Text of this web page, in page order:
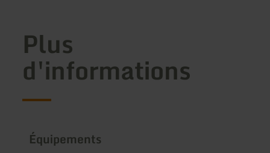
Plus
d'informations
Équipements